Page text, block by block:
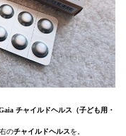
チャイルドヘルス（子ども用・
のチャイルドヘルスを。